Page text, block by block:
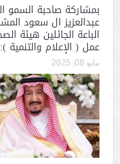
بمشاركة صاحبة السمو
عبدالعزيز ال سعود
الباعة الجائلين هيئة
عمل ( الإعلام والتنمية ):
مايو 08, 2025